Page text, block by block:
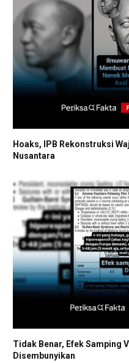
Hoaks, IPB Rekonstruksi
Nusantara
Tidak Benar, Efek Samping
Disembunyikan